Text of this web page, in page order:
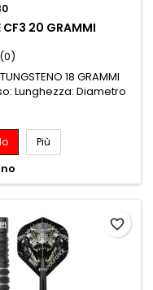
CF3 20 GRAMMI
(0)
18 GRAMMI
Lunghezza: Diametro
Più
favorite_border